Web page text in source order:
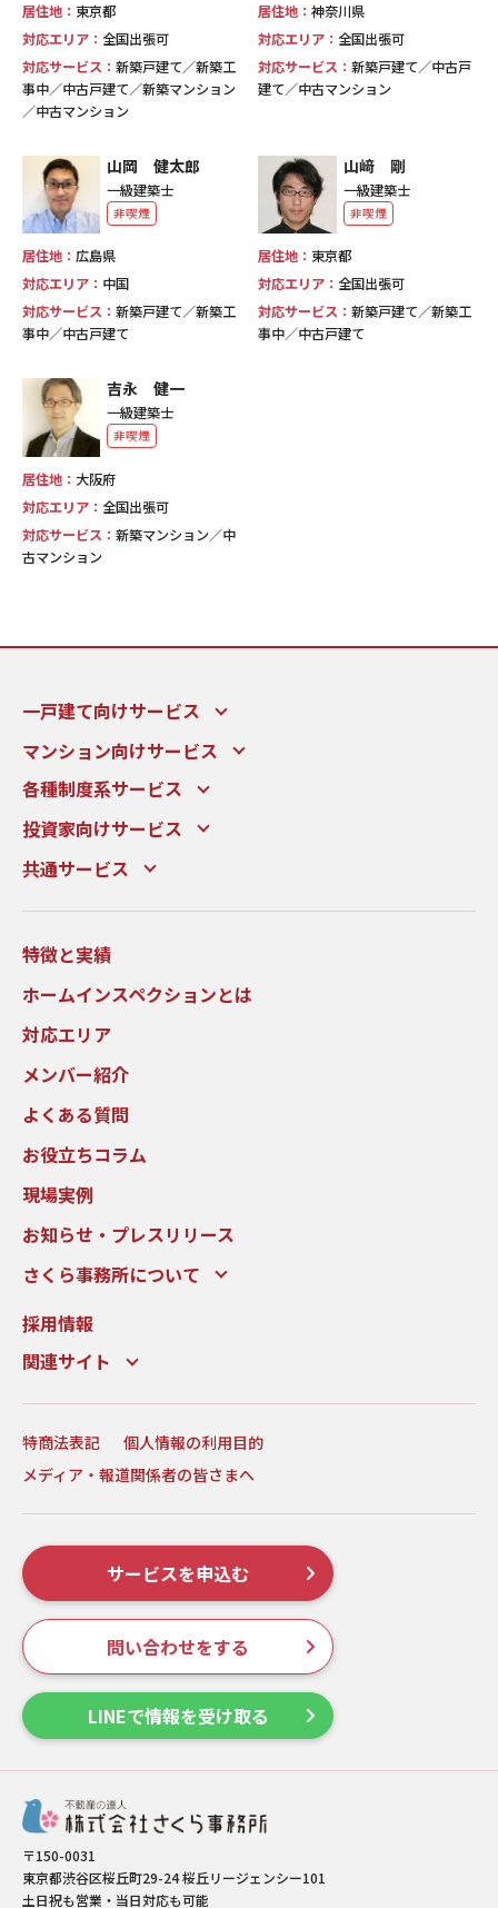
居住地： 東京都
対応エリア： 全国出張可
対応サービス： 新築戸建て／新築工
事中／中古戸建て／新築マンション
／中古マンション
居住地：神奈川県
対応エリア： 全国出張可
対応サービス：新築戸建て／中古戸
建て／中古マンション
山岡 健太郎
一級建築士
非喫煙
居住地： 広島県
対応エリア： 中国
対応サービス： 新築戸建て／新築工
事中／中古戸建て
山﨑 剛
一級建築士
非喫煙
居住地： 東京都
対応エリア： 全国出張可
対応サービス：新築戸建て／新築工
事中／中古戸建て
吉永 健一
一級建築士
非喫煙
居住地： 大阪府
対応エリア： 全国出張可
対応サービス： 新築マンション／中
古マンション
一戸建て向けサービス
マンション向けサービス
各種制度系サービス
投資家向けサービス
共通サービス
特徴と実績
ホームインスペクションとは
対応エリア
メンバー紹介
よくある質問
お役立ちコラム
現場実例
お知らせ・プレスリリース
さくら事務所について
採用情報
関連サイト
特商法表記
個人情報の利用目的
メディア・報道関係者の皆さまへ
サービスを申込む
問い合わせをする
LINEで情報を受け取る
〒150-0031
東京都渋谷区桜丘町29-24 桜丘リージェンシー101
土日祝も営業・当日対応も可能